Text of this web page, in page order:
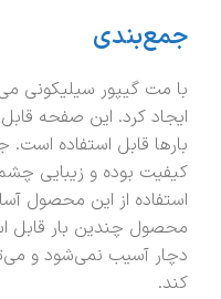
جمع‌بندی
با مت گیپور سیلیکونی
ایجاد کرد. این صفحه
بارها قابل استفاده
کیفیت بوده و زیبایی
استفاده از این محصول
محصول چندین بار قابل
دچار آسیب نمی‌شود و
کند.